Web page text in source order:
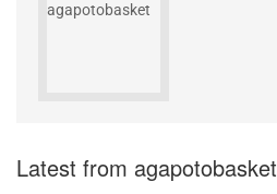
Latest from agapotobasket